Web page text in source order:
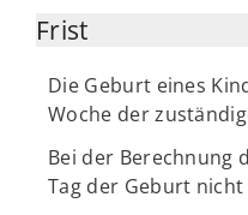
Frist
Die Geburt eines
Woche der
Bei der Berechnung
Tag der Geburt